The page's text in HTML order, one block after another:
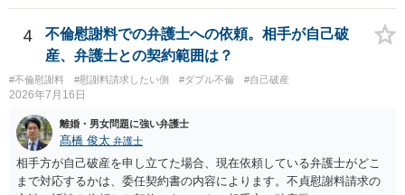
る旨の交渉をすることが妥当かどうかという基準はありません。
公序良俗に反するような金額では、その条項自体が無効になり得ます
が、 ２００万円でも、５０万円でも、公序良俗に反するほど高額
とはいえないと考えますので、 結局は、妥当かどうかというより
も、ご自身が納得できるかどうかという基準でお考えいただくといい
と思います。 そのうえで、合意できるかは、相手も納得できるか
否かにかかってはきますが。 ４ 質問④ ご記載の内容からは判断
できないのですが、 清算条項を記載しないで合意することはリス
クがありますので、むしろ、原則としては、清算条項を記載するべき
であるとお考えいただくといいです。 ご質問に対する回答は以上で
すが、可能であれば、ご依頼になるかは別として、お近くの弁護士に
半額程度の支払を求める、 求償ができることになります。 その求償権
を放棄する場合の慰謝料相場は、６０万円から８０万円程度になるこ
とが多いです。 （相手夫婦が離婚しませんので、減額してでも求償権
を放棄してもらうメリットがあることになります。） ５年後に離婚す
る可能性について、慰謝料額に影響が出る可能性はないと考えます。
最後に、ご依頼になる場合の弁護士費用は、ご依頼になる弁護士によ
り異なりますので、直接ご確認いただくといいですよ。 ご質問に対す
る回答は以上ですが、可能であれば、ご依頼になるかは別にして、お
近くの弁護士に直接相談されて、今後の対応についてアドバイスを求
めることをおすすめいたします。 ご参考にしていただけますと幸いで
4
不倫慰謝料での弁護士への依頼。相手が自己破
産、弁護士との契約範囲は？
#不倫慰謝料 #慰謝料請求したい側 #ダブル不倫 #自己破産
2026年7月16日
離婚・男女問題に強い弁護士
髙橋 俊太 弁護士
相手方が自己破産を申し立てた場合、現在依頼している弁護士がどこ
まで対応するかは、委任契約書の内容によります。不貞慰謝料請求の